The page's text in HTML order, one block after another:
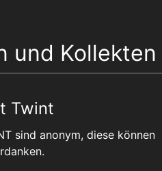
und Kollekten
Twint
sind anonym, diese können